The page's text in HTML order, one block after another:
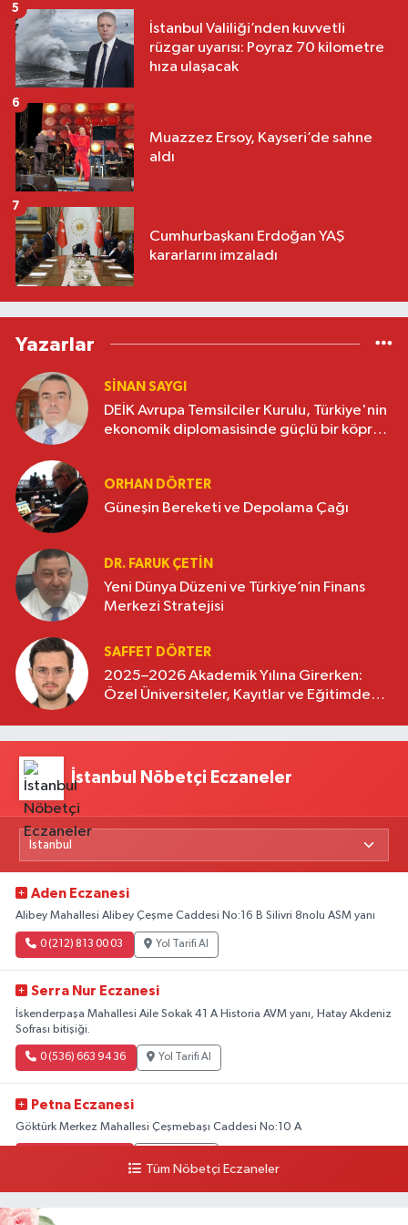
İstanbul Valiliği’nden kuvvetli
rüzgar uyarısı: Poyraz 70 kilometre
hıza ulaşacak
5
Muazzez Ersoy, Kayseri’de sahne
aldı
6
Cumhurbaşkanı Erdoğan YAŞ
kararlarını imzaladı
7
Yazarlar
SINAN SAYGI
DEİK Avrupa Temsilciler Kurulu, Türkiye'nin
ekonomik diplomasisinde güçlü bir köprü
ORHAN DÖRTER
Güneşin Bereketi ve Depolama Çağı
DR. FARUK ÇETİN
Yeni Dünya Düzeni ve Türkiye’nin Finans
Merkezi Stratejisi
SAFFET DÖRTER
2025–2026 Akademik Yılına Girerken:
Özel Üniversiteler, Kayıtlar ve Eğitimde
İstanbul Nöbetçi Eczaneler
Aden Eczanesi
Alibey Mahallesi Alibey Çeşme Caddesi No:16 B Silivri 8nolu ASM yanı
0 (212) 813 00 03 Yol Tarifi Al
Serra Nur Eczanesi
İskenderpaşa Mahallesi Aile Sokak 41 A Historia AVM yanı, Hatay Akdeniz
Sofrası bitişiği.
0 (536) 663 94 36 Yol Tarifi Al
Petna Eczanesi
Göktürk Merkez Mahallesi Çeşmebaşı Caddesi No:10 A
Tüm Nöbetçi Eczaneler